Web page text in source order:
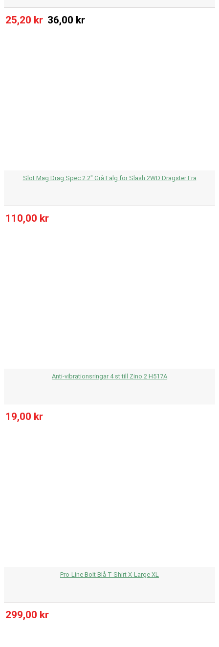
25,20 kr 36,00 kr
Slot Mag Drag Spec 2.2" Grå Fälg för Slash 2WD Dragster Fra
110,00 kr
Anti-vibrationsringar 4 st till Zino 2 H517A
19,00 kr
Pro-Line Bolt Blå T-Shirt X-Large XL
299,00 kr